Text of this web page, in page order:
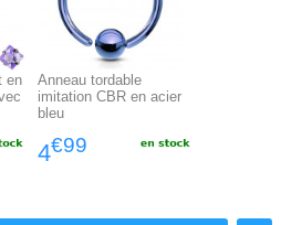
en
Anneau tordable
imitation CBR en acier
bleu
4€99